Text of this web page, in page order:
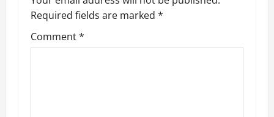
i
g
Required fields are marked *
Comment*